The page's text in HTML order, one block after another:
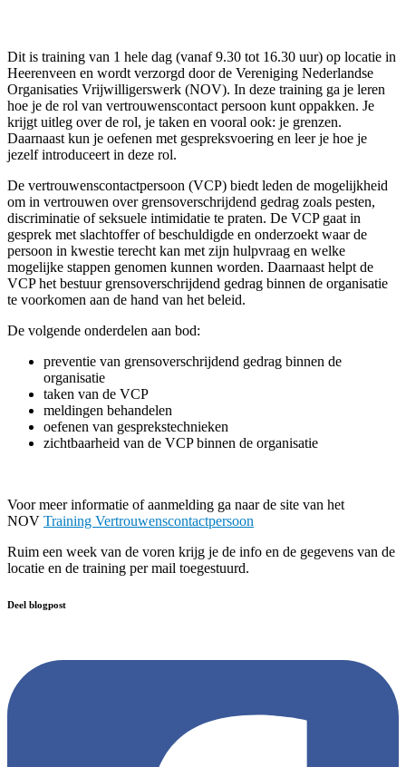
Dit is training van 1 hele dag (vanaf 9.30 tot 16.30 uur) op locatie in
Heerenveen en wordt verzorgd door de Vereniging Nederlandse
Organisaties Vrijwilligerswerk (NOV). In deze training ga je leren
hoe je de rol van vertrouwenscontact persoon kunt oppakken. Je
krijgt uitleg over de rol, je taken en vooral ook: je grenzen.
Daarnaast kun je oefenen met gespreksvoering en leer je hoe je
jezelf introduceert in deze rol.
De vertrouwenscontactpersoon (VCP) biedt leden de mogelijkheid
om in vertrouwen over grensoverschrijdend gedrag zoals pesten,
discriminatie of seksuele intimidatie te praten. De VCP gaat in
gesprek met slachtoffer of beschuldigde en onderzoekt waar de
persoon in kwestie terecht kan met zijn hulpvraag en welke
mogelijke stappen genomen kunnen worden. Daarnaast helpt de
VCP het bestuur grensoverschrijdend gedrag binnen de organisatie
te voorkomen aan de hand van het beleid.
De volgende onderdelen aan bod:
preventie van grensoverschrijdend gedrag binnen de
organisatie
taken van de VCP
meldingen behandelen
oefenen van gesprekstechnieken
zichtbaarheid van de VCP binnen de organisatie
Voor meer informatie of aanmelding ga naar de site van het
NOV Training Vertrouwenscontactpersoon
Ruim een week van de voren krijg je de info en de gegevens van de
locatie en de training per mail toegestuurd.
Deel blogpost